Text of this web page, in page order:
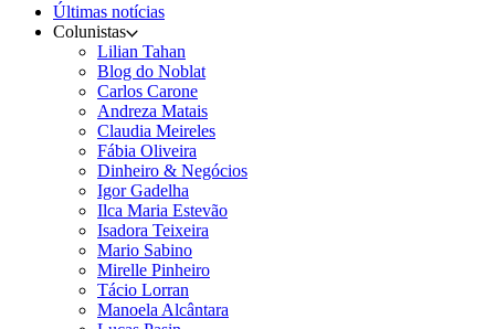
Últimas notícias
Colunistas
Lilian Tahan
Blog do Noblat
Carlos Carone
Andreza Matais
Claudia Meireles
Fábia Oliveira
Dinheiro & Negócios
Igor Gadelha
Ilca Maria Estevão
Isadora Teixeira
Mario Sabino
Mirelle Pinheiro
Tácio Lorran
Manoela Alcântara